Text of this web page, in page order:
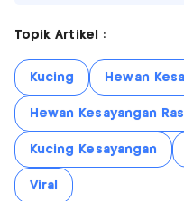
Topik Artikel :
Kucing Hewan
Hewan Kesayangan
Kucing Kesayangan
Viral